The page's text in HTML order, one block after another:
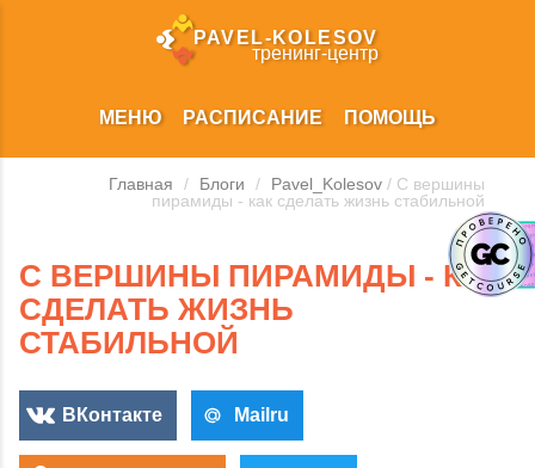
PAVEL‑KOLESOV
тренинг‑центр
МЕНЮ РАСПИСАНИЕ ПОМОЩЬ
Главная / Блоги / Pavel_Kolesov / С вершины
пирамиды - как сделать жизнь стабильной
С ВЕРШИНЫ ПИРАМИДЫ - КАК
СДЕЛАТЬ ЖИЗНЬ
СТАБИЛЬНОЙ
ВКонтакте Mailru